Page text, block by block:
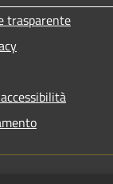
trasparente